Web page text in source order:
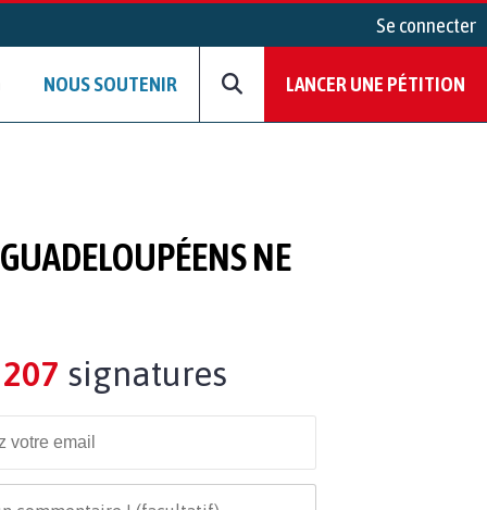
Se connecter
NOUS SOUTENIR LANCER UNE PÉTITION
NE
207 signatures